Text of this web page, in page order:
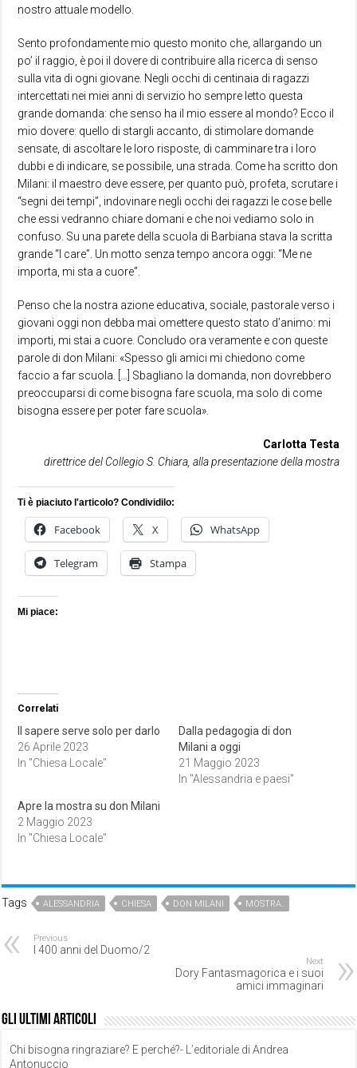
nostro attuale modello.
Sento profondamente mio questo monito che, allargando un
po’ il raggio, è poi il dovere di contribuire alla ricerca di senso
sulla vita di ogni giovane. Negli occhi di centinaia di ragazzi
intercettati nei miei anni di servizio ho sempre letto questa
grande domanda: che senso ha il mio essere al mondo? Ecco il
mio dovere: quello di stargli accanto, di stimolare domande
sensate, di ascoltare le loro risposte, di camminare tra i loro
dubbi e di indicare, se possibile, una strada. Come ha scritto don
Milani: il maestro deve essere, per quanto può, profeta, scrutare i
“segni dei tempi”, indovinare negli occhi dei ragazzi le cose belle
che essi vedranno chiare domani e che noi vediamo solo in
confuso. Su una parete della scuola di Barbiana stava la scritta
grande “I care”. Un motto senza tempo ancora oggi: “Me ne
importa, mi sta a cuore”.
Penso che la nostra azione educativa, sociale, pastorale verso i
giovani oggi non debba mai omettere questo stato d’animo: mi
importi, mi stai a cuore. Concludo ora veramente e con queste
parole di don Milani: «Spesso gli amici mi chiedono come
faccio a far scuola. […] Sbagliano la domanda, non dovrebbero
preoccuparsi di come bisogna fare scuola, ma solo di come
bisogna essere per poter fare scuola».
Carlotta Testa
direttrice del Collegio S. Chiara, alla presentazione della mostra
Ti è piaciuto l'articolo? Condividilo:
Facebook X WhatsApp
Telegram Stampa
Mi piace:
Correlati
Il sapere serve solo per darlo
26 Aprile 2023
In "Chiesa Locale"
Dalla pedagogia di don
Milani a oggi
21 Maggio 2023
In "Alessandria e paesi"
Apre la mostra su don Milani
2 Maggio 2023
In "Chiesa Locale"
Tags ALESSANDRIA CHIESA DON MILANI MOSTRA.
Previous
I 400 anni del Duomo/2
Next
Dory Fantasmagorica e i suoi
amici immaginari
Gli ultimi articoli
Chi bisogna ringraziare? E perché?- L’editoriale di Andrea
Antonuccio